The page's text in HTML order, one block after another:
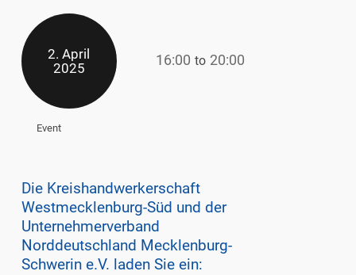
2. April
2025
16:00 to 20:00
Event
Die Kreishandwerkerschaft
Westmecklenburg-Süd und der
Unternehmerverband
Norddeutschland Mecklenburg-
Schwerin e.V. laden Sie ein: